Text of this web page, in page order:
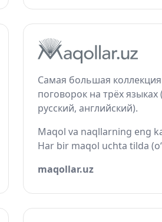
Самая большая
поговорок на трёх языках
русский, английский).
Maqol va naqllarning eng
Har bir maqol uchta tilda
maqollar.uz